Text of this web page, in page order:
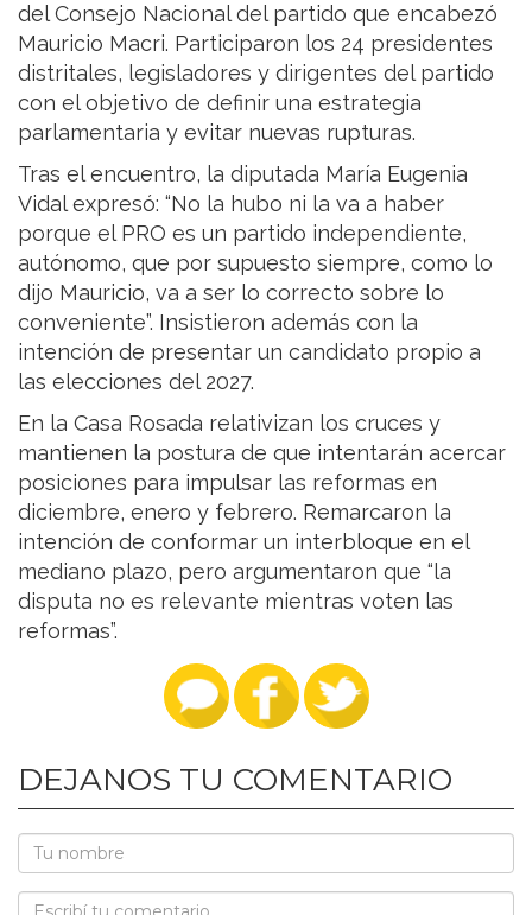
del Consejo Nacional del partido que encabezó
Mauricio Macri. Participaron los 24 presidentes
distritales, legisladores y dirigentes del partido
con el objetivo de definir una estrategia
parlamentaria y evitar nuevas rupturas.
Tras el encuentro, la diputada María Eugenia
Vidal expresó: “No la hubo ni la va a haber
porque el PRO es un partido independiente,
autónomo, que por supuesto siempre, como lo
dijo Mauricio, va a ser lo correcto sobre lo
conveniente”. Insistieron además con la
intención de presentar un candidato propio a
las elecciones del 2027.
En la Casa Rosada relativizan los cruces y
mantienen la postura de que intentarán acercar
posiciones para impulsar las reformas en
diciembre, enero y febrero. Remarcaron la
intención de conformar un interbloque en el
mediano plazo, pero argumentaron que “la
disputa no es relevante mientras voten las
reformas”.
DEJANOS TU COMENTARIO